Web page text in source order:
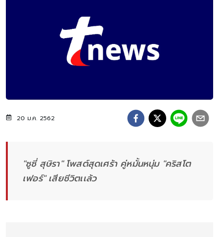
20 ม.ค. 2562
"ซูซี่ สุษิรา" โพสต์สุดเศร้า คู่หมั้นหนุ่ม "คริสโต
เฟอร์" เสียชีวิตเเล้ว